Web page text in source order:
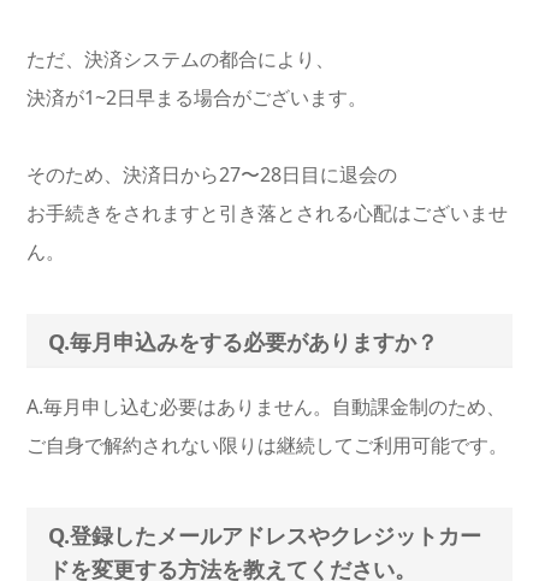
ただ、決済システムの都合により、
決済が1~2日早まる場合がございます。
そのため、決済日から27〜28日目に退会の
お手続きをされますと引き落とされる心配はございませ
ん。
Q.毎月申込みをする必要がありますか？
A.毎月申し込む必要はありません。自動課金制のため、
ご自身で解約されない限りは継続してご利用可能です。
Q.登録したメールアドレスやクレジットカー
ドを変更する方法を教えてください。